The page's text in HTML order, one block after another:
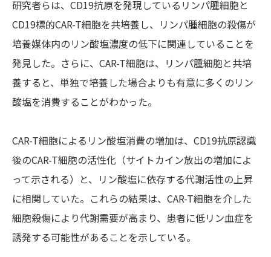
研究者らは、CD19抗原を発現しているリンパ腫細胞と
CD19標的CAR-T細胞を共培養し、リンパ腫細胞の殺傷が
培養媒体内のリン酸塩濃度の低下に関連していることを
発見した。さらに、CAR-T細胞は、リンパ腫細胞と共培
養すると、単独で培養した場合よりも有意に多くのリン
酸塩を消費することがわかった。
CAR-T細胞によるリン酸塩消費の増加は、CD19抗原認識
後のCAR-T細胞の活性化（サイトカイン放出の増加によ
って示される）と、リン酸塩に依存する代謝活性の上昇
に相関していた。これらの結果は、CAR-T細胞を介した
細胞殺傷により代謝需要が高まり、患者に低リン血症を
誘発する可能性があることを示している。